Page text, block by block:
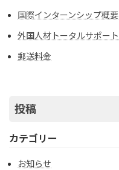
国際インターンシップ概要
外国人材トータルサポート
郵送料金
投稿
カテゴリー
お知らせ